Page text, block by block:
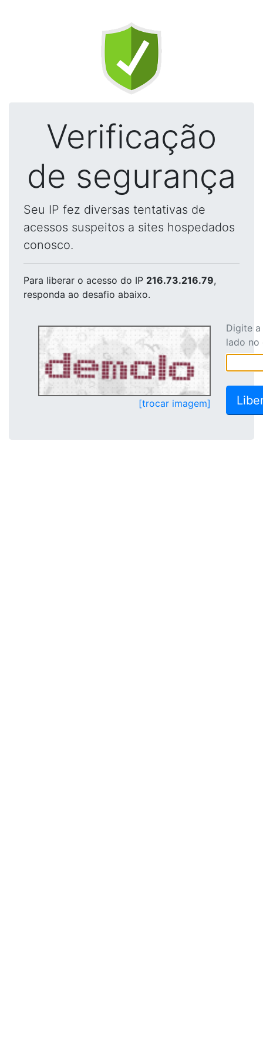
Verificação
de segurança
Seu IP fez diversas tentativas de
acessos suspeitos a sites hospedados
conosco.
Para liberar o acesso do IP 216.73.216.79,
responda ao desafio abaixo.
[trocar imagem]
Digite
lado no